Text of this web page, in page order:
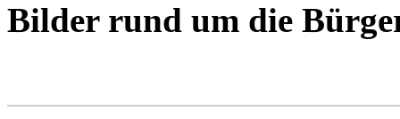
Bilder rund um die